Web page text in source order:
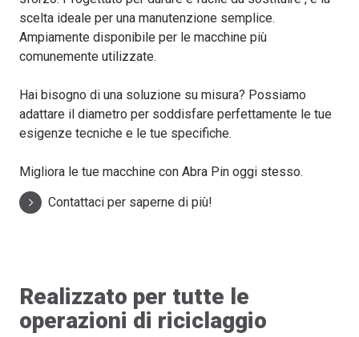
scelta ideale per una manutenzione semplice.
Ampiamente disponibile per le macchine più
comunemente utilizzate.
Hai bisogno di una soluzione su misura? Possiamo
adattare il diametro per soddisfare perfettamente le tue
esigenze tecniche e le tue specifiche.
Migliora le tue macchine con Abra Pin oggi stesso.
Contattaci per saperne di più!
Realizzato per tutte le
operazioni di riciclaggio